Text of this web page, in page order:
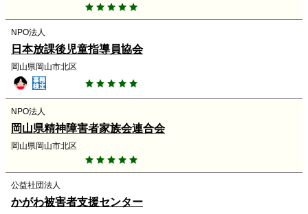
NPO法人
日本放課後児童指導員協会
岡山県岡山市北区
NPO法人
岡山県精神障害者家族会連合会
岡山県岡山市北区
公益社団法人
かがわ被害者支援センター